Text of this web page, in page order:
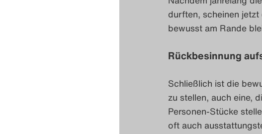
durften, scheinen
bewusst am Rande
Rückbesinnung
Schließlich ist die
zu stellen, auch eine,
Personen-Stücke
oft auch